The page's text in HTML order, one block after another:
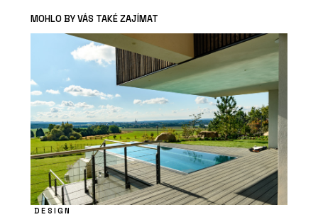
MOHLO BY VÁS TAKÉ ZAJÍMAT
DESIGN